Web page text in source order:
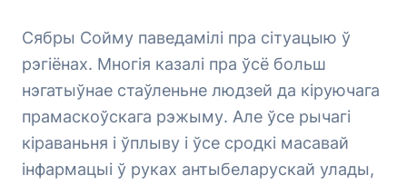
Сябры Сойму паведамілі пра сітуацыю ў
рэгіёнах. Многія казалі пра ўсё больш
нэгатыўнае стаўленьне людзей да кіруючага
прамаскоўскага рэжыму. Але ўсе рычагі
кіраваньня і ўплыву і ўсе сродкі масавай
інфармацыі ў руках антыбеларускай улады,